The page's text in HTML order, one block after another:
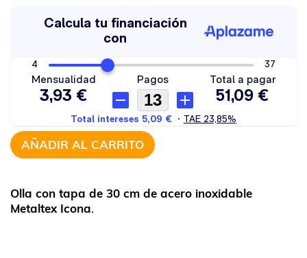
AÑADIR AL CARRITO
Olla con tapa de 30 cm de acero inoxidable
Metaltex Icona.